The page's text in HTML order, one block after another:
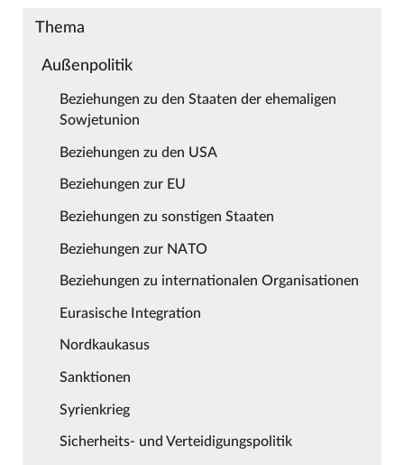
Thema
Außenpolitik
Beziehungen zu den Staaten der ehemaligen
Sowjetunion
Beziehungen zu den USA
Beziehungen zur EU
Beziehungen zu sonstigen Staaten
Beziehungen zur NATO
Beziehungen zu internationalen Organisationen
Eurasische Integration
Nordkaukasus
Sanktionen
Syrienkrieg
Sicherheits- und Verteidigungspolitik